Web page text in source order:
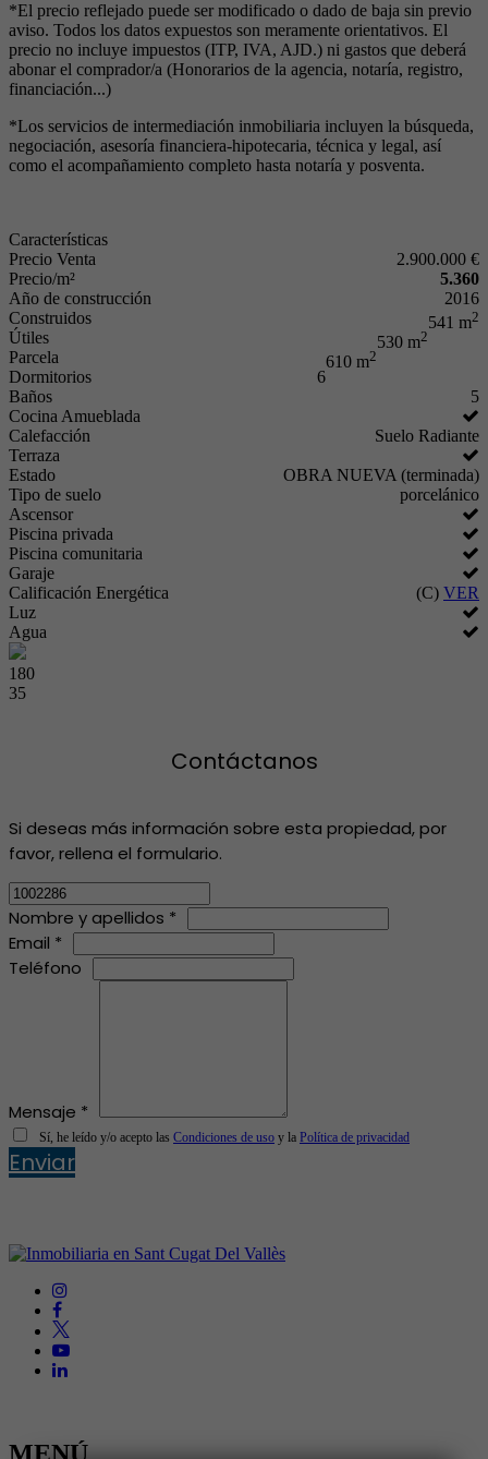
*El precio reflejado puede ser modificado o dado de baja sin previo
aviso. Todos los datos expuestos son meramente orientativos. El
precio no incluye impuestos (ITP, IVA, AJD.) ni gastos que deberá
abonar el comprador/a (Honorarios de la agencia, notaría, registro,
financiación...)
*Los servicios de intermediación inmobiliaria incluyen la búsqueda,
negociación, asesoría financiera-hipotecaria, técnica y legal, así
como el acompañamiento completo hasta notaría y posventa.
Características
Precio Venta
2.900.000 €
Precio/m²
5.360
Año de construcción
2016
Construidos
541 m2
Útiles 530 m2
Parcela 610 m2
Dormitorios
6
Baños
5
Cocina Amueblada
Calefacción
Suelo Radiante
Terraza
Estado
OBRA NUEVA (terminada)
Tipo de suelo
porcelánico
Ascensor
Piscina privada
Piscina comunitaria
Garaje
Calificación Energética
(C) VER
Luz
Agua
180
35
Contáctanos
Si deseas más información sobre esta propiedad, por
favor, rellena el formulario.
Nombre y apellidos *
Email *
Teléfono
Mensaje *
Sí, he leído y/o acepto las Condiciones de uso y la Política de privacidad
Enviar